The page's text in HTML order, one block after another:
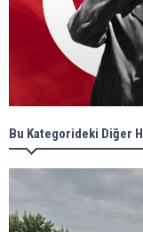
Bu Kategorideki Diğer